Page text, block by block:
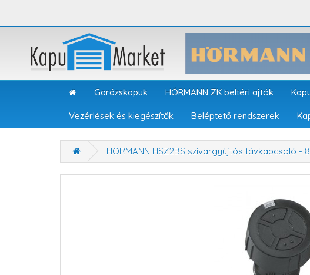
Garázskapuk HÖRMANN ZK beltéri ajtók
Vezérlések és kiegészítők Beléptető rendszerek
HÖRMANN HSZ2BS szivargyújtós távkapcsoló -